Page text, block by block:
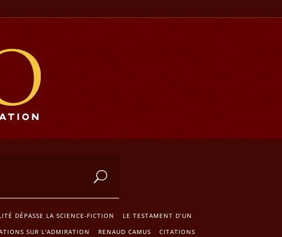
DÉPASSE LA SCIENCE-FICTION
LE TESTAMENT D’UN
SUR L'ADMIRATION RENAUD CAMUS
CITATIONS